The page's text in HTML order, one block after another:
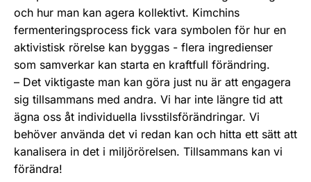
och hur man kan agera kollektivt. Kimchins
fermenteringsprocess fick vara symbolen för hur en
aktivistisk rörelse kan byggas - flera ingredienser
som samverkar kan starta en kraftfull förändring.
– Det viktigaste man kan göra just nu är att engagera
sig tillsammans med andra. Vi har inte längre tid att
ägna oss åt individuella livsstilsförändringar. Vi
behöver använda det vi redan kan och hitta ett sätt att
kanalisera in det i miljörörelsen. Tillsammans kan vi
förändra!